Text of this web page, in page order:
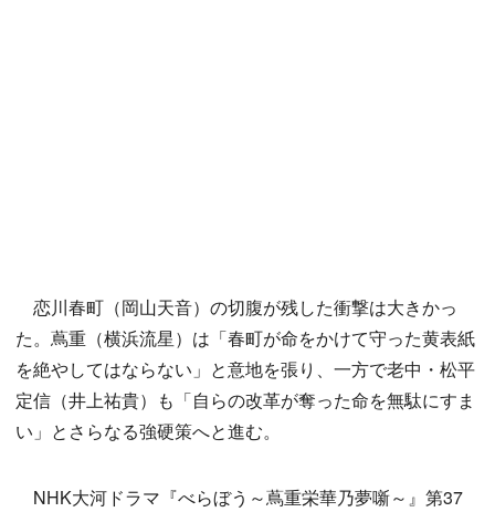
恋川春町（岡山天音）の切腹が残した衝撃は大きかっ
た。蔦重（横浜流星）は「春町が命をかけて守った黄表紙
を絶やしてはならない」と意地を張り、一方で老中・松平
定信（井上祐貴）も「自らの改革が奪った命を無駄にすま
い」とさらなる強硬策へと進む。
NHK大河ドラマ『べらぼう～蔦重栄華乃夢噺～』第37